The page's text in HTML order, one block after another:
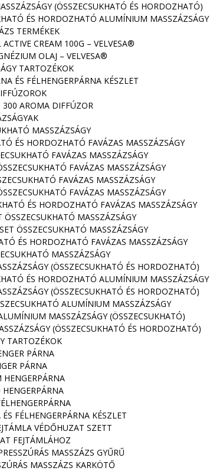
(ÖSSZECSUKHATÓ ÉS HORDOZHATÓ)
ÉS HORDOZHATÓ ALUMÍNIUM MASSZÁZSÁGY
TERMÉKEK
CREAM 100G – VELVESA®
OLAJ – VELVESA®
TARTOZÉKOK
ÉS FÉLHENGERPÁRNA KÉSZLET
300 AROMA DIFFÚZOR
MASSZÁZSÁGY
ÉS HORDOZHATÓ FAVÁZAS MASSZÁZSÁGY
FAVÁZAS MASSZÁZSÁGY
FAVÁZAS MASSZÁZSÁGY
FAVÁZAS MASSZÁZSÁGY
FAVÁZAS MASSZÁZSÁGY
ÉS HORDOZHATÓ FAVÁZAS MASSZÁZSÁGY
MASSZÁZSÁGY
ÖSSZECSUKHATÓ MASSZÁZSÁGY
ÉS HORDOZHATÓ FAVÁZAS MASSZÁZSÁGY
MASSZÁZSÁGY
(ÖSSZECSUKHATÓ ÉS HORDOZHATÓ)
ÉS HORDOZHATÓ ALUMÍNIUM MASSZÁZSÁGY
(ÖSSZECSUKHATÓ ÉS HORDOZHATÓ)
ALUMÍNIUM MASSZÁZSÁGY
MASSZÁZSÁGY (ÖSSZECSUKHATÓ)
(ÖSSZECSUKHATÓ ÉS HORDOZHATÓ)
TARTOZÉKOK
PÁRNA
PÁRNA
HENGERPÁRNA
FÉLHENGERPÁRNA KÉSZLET
VÉDŐHUZAT SZETT
FEJTÁMLÁHOZ
MASSZÁZS GYŰRŰ
MASSZÁZS KARKÖTŐ